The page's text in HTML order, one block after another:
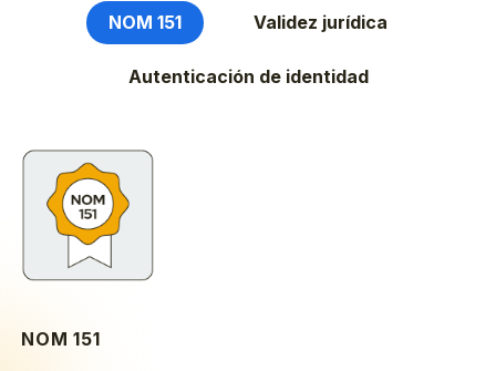
NOM 151 Validez jurídica
Autenticación de identidad
NOM 151